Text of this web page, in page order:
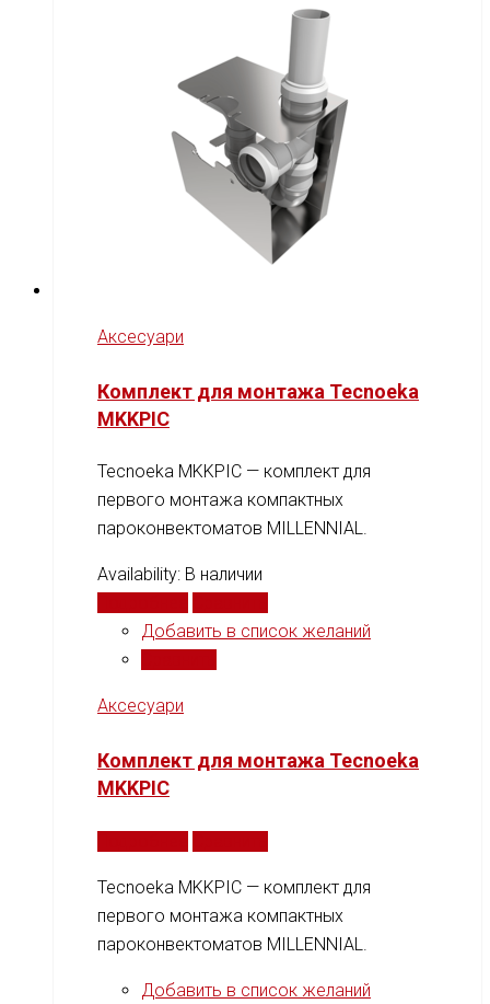
Аксесуари
Комплект для монтажа Tecnoeka
MKKPIC
Tecnoeka MKKPIC — комплект для
первого монтажа компактных
пароконвектоматов MILLENNIAL.
Availability: В наличии
Добавить в список желаний
Аксесуари
Комплект для монтажа Tecnoeka
MKKPIC
Tecnoeka MKKPIC — комплект для
первого монтажа компактных
пароконвектоматов MILLENNIAL.
Добавить в список желаний